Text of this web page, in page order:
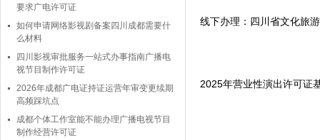
要求广电许可证
如何申请网络影视剧备案四川成都需要什
么材料
四川影视审批服务一站式办事指南广播电
视节目制作许可证
2026年成都广电证持证运营年审变更续期
高频踩坑点
成都个体工作室能不能办理广播电视节目
制作经营许可证
线下办理：四川省文化旅
2025年营业性演出许可证